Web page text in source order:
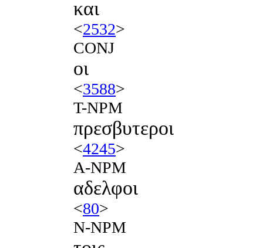
και
<2532>
CONJ
οι
<3588>
T-NPM
πρεσβυτεροι
<4245>
A-NPM
αδελφοι
<80>
N-NPM